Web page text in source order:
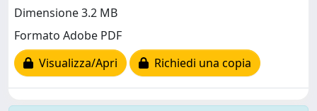
Dimensione 3.2 MB
Formato Adobe PDF
Visualizza/Apri
Richiedi una copia